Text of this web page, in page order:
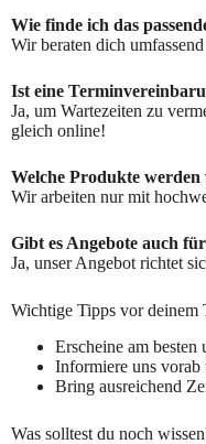
Wie finde ich das
Wir beraten dich
Ist eine
Ja, um Wartezeiten zu
gleich online!
Welche Produkte werden
Wir arbeiten nur mit
Gibt es Angebote auch
Ja, unser Angebot richtet
Wichtige Tipps vor deinem
Erscheine am besten
Informiere uns vorab
Bring ausreichend
Was solltest du noch